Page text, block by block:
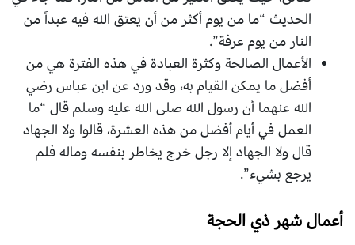
الحديث “ما من يوم أكثر من أن يعتق الله فيه عبداً من
النار من يوم عرفة”.
الأعمال الصالحة وكثرة العبادة في هذه الفترة هي من
أفضل ما يمكن القيام به، وقد ورد عن ابن عباس رضي
الله عنهما أن رسول الله صلى الله عليه وسلم قال “ما
العمل في أيام أفضل من هذه العشرة، قالوا ولا الجهاد
قال ولا الجهاد إلا رجل خرج يخاطر بنفسه وماله فلم
يرجع بشيء”.
أعمال شهر ذي الحجة